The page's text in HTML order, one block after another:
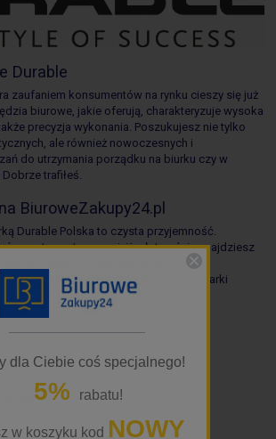
Durable
zaufaniem konsumentów na rynku cieszy się już
biurowe, jakie oferują, charakteryzuje wysoka
precyzja wykonania. Poszukujesz nie tylko
ale również nowoczesnych i
do utrzymania porządku na biurku czy w
trafiłeś.
BiuroweZakupy24.pl
Durable Polska to czysta przyjemność.
asortymentu sprawi, iż z łatwością znajdziesz
każdą biurową czynność. Wśród
narzędzi biurowych i akcesoriów tej marki
dla Ciebie coś specjalnego!
5% rabatu!
w koszyku kod NOWY